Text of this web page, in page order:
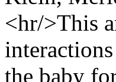
<hr/>This
the baby